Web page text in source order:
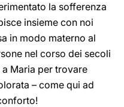
la sofferenza
insieme con noi
in modo materno al
nel corso dei secoli
Maria per trovare
– come qui ad